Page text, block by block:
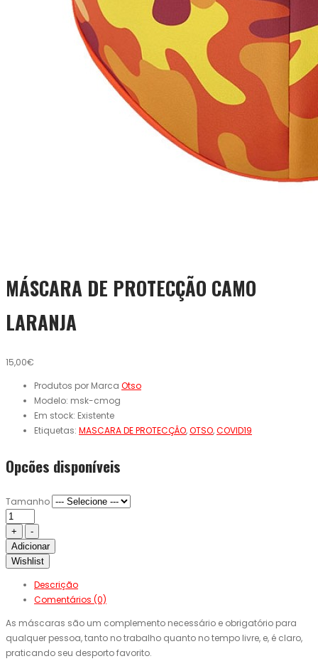
MÁSCARA DE PROTECÇÃO CAMO
LARANJA
15,00€
Produtos por Marca Otso
Modelo: msk-cmog
Em stock: Existente
Etiquetas: MASCARA DE PROTECÇÂO,OTSO,COVID19
Opcões disponíveis
Tamanho
Adicionar
Wishlist
Descrição
Comentários (0)
As máscaras são um complemento necessário e obrigatório para
qualquer pessoa, tanto no trabalho quanto no tempo livre, e, é claro,
praticando seu desporto favorito.